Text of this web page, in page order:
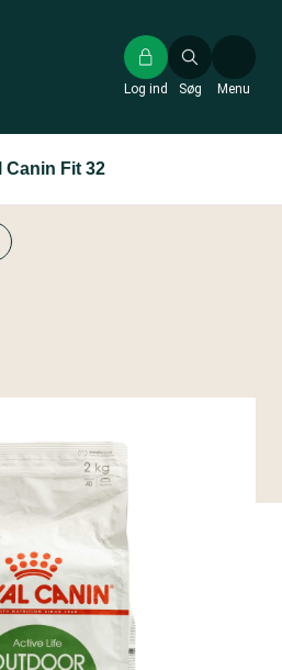
Søg
Log ind Menu
Canin Fit 32